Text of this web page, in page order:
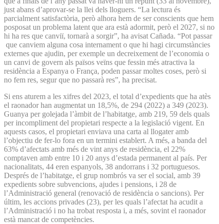
just abans d’aprovar-se la llei dels lloguers. “La lectura és
parcialment satisfactòria, però alhora hem de ser conscients que hem
posposat un problema latent que ara està adormit, però el 2027, si no
hi ha res que canviï, tornarà a sorgir”, ha avisat Cañada. “Pot passar
que canviem alguna cosa internament o que hi hagi circumstàncies
externes que ajudin, per exemple un decreixement de l’economia o
un canvi de govern als països veïns que fessin més atractiva la
residència a Espanya o França, poden passar moltes coses, però si
no fem res, segur que no passarà res”, ha precisat.
Si ens aturem a les xifres del 2023, el total d’expedients que ha atès
el raonador han augmentat un 18,5%, de 294 (2022) a 349 (2023).
Guanya per golejada l’àmbit de l’habitatge, amb 219, 59 dels quals
per incompliment del propietari respecte a la legislació vigent. En
aquests casos, el propietari enviava una carta al llogater amb
l’objectiu de fer-lo fora en un termini establert. A més, a banda del
63% d’afectats amb més de vint anys de residència, el 22%
comptaven amb entre 10 i 20 anys d’estada permanent al país. Per
nacionalitats, 44 eren espanyols, 38 andorrans i 32 portuguesos.
Després de l’habitatge, el grup nombrós va ser el social, amb 39
expedients sobre subvencions, ajudes i pensions, i 28 de
l’Administració general (renovació de residència o sancions). Per
últim, les accions privades (23), per les quals l’afectat ha acudit a
l’Administració i no ha trobat resposta i, a més, sovint el raonador
està mancat de competències.